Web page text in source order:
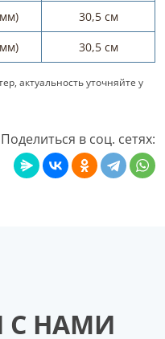
30,5 см
30,5 см
актуальность уточняйте у
Поделиться в соц. сетях:
С НАМИ